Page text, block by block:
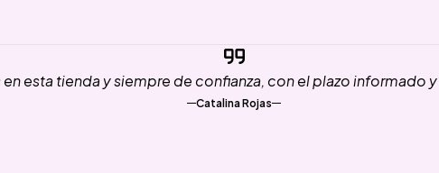
esta tienda y siempre de confianza, con el plazo informado
Catalina Rojas